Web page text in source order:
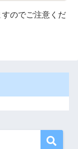
のでご注意くだ